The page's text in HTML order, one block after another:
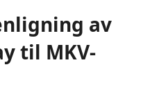
av
til MKV-